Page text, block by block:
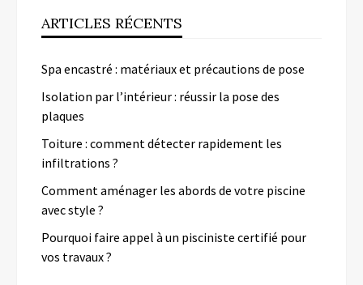
ARTICLES RÉCENTS
Spa encastré : matériaux et précautions de pose
Isolation par l’intérieur : réussir la pose des
plaques
Toiture : comment détecter rapidement les
infiltrations ?
Comment aménager les abords de votre piscine
avec style ?
Pourquoi faire appel à un pisciniste certifié pour
vos travaux ?